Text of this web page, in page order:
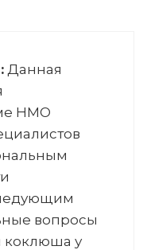
Данная
НМО
вопросы
коклюша у